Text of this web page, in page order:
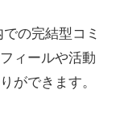
の完結型コミ
ィールや活動
ができます。